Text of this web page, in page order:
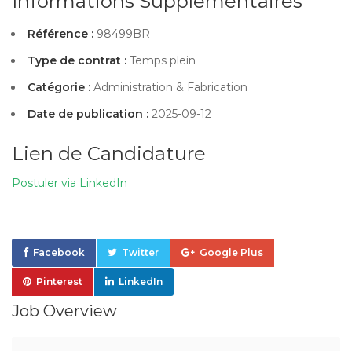
Référence : 98499BR
Type de contrat : Temps plein
Catégorie : Administration & Fabrication
Date de publication : 2025-09-12
Lien de Candidature
Postuler via LinkedIn
Facebook Twitter Google Plus
Pinterest LinkedIn
Job Overview